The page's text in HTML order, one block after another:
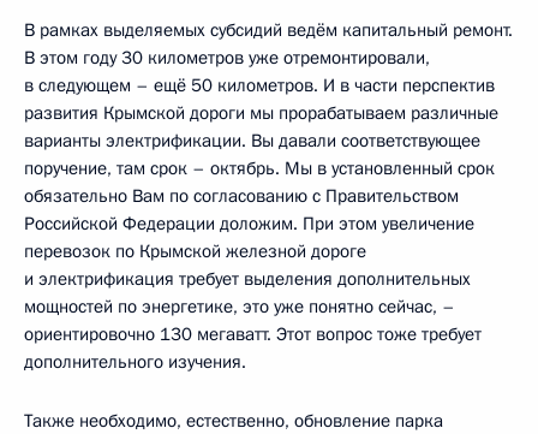
В рамках выделяемых субсидий ведём капитальный ремонт.
В этом году 30 километров уже отремонтировали,
в следующем – ещё 50 километров. И в части перспектив
развития Крымской дороги мы прорабатываем различные
варианты электрификации. Вы давали соответствующее
поручение, там срок – октябрь. Мы в установленный срок
обязательно Вам по согласованию с Правительством
Российской Федерации доложим. При этом увеличение
перевозок по Крымской железной дороге
и электрификация требует выделения дополнительных
мощностей по энергетике, это уже понятно сейчас, –
ориентировочно 130 мегаватт. Этот вопрос тоже требует
дополнительного изучения.
Также необходимо, естественно, обновление парка